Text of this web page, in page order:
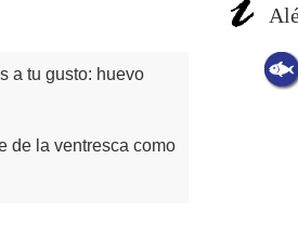
a tu gusto: huevo
de la ventresca como